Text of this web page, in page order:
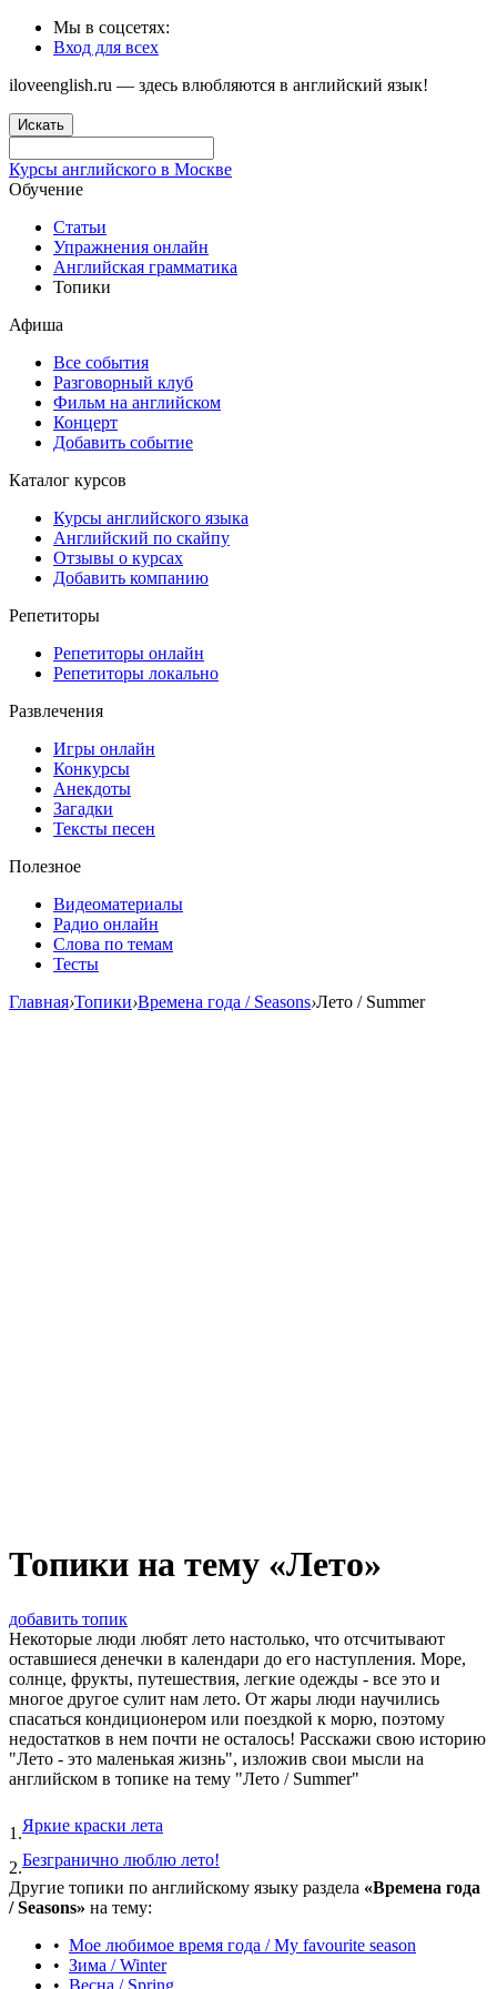
Мы в соцсетях:
Вход для всех
iloveenglish.ru — здесь влюбляются в английский язык!
Искать
Курсы английского в Москве
Обучение
Статьи
Упражнения онлайн
Английская грамматика
Топики
Афиша
Все события
Разговорный клуб
Фильм на английском
Концерт
Добавить событие
Каталог курсов
Курсы английского языка
Английский по скайпу
Отзывы о курсах
Добавить компанию
Репетиторы
Репетиторы онлайн
Репетиторы локально
Развлечения
Игры онлайн
Конкурсы
Анекдоты
Загадки
Тексты песен
Полезное
Видеоматериалы
Радио онлайн
Слова по темам
Тесты
Главная›Топики›Времена года / Seasons›Лето / Summer
Топики на тему «Лето»
добавить топик
Некоторые люди любят лето настолько, что отсчитывают
оставшиеся денечки в календари до его наступления. Море,
солнце, фрукты, путешествия, легкие одежды - все это и
многое другое сулит нам лето. От жары люди научились
спасаться кондиционером или поездкой к морю, поэтому
недостатков в нем почти не осталось! Расскажи свою историю
"Лето - это маленькая жизнь", изложив свои мысли на
английском в топике на тему "Лето / Summer"
1.Яркие краски лета
2.Безгранично люблю лето!
Другие топики по английскому языку раздела «Времена года
/ Seasons» на тему:
• Мое любимое время года / My favourite season
• Зима / Winter
• Весна / Spring